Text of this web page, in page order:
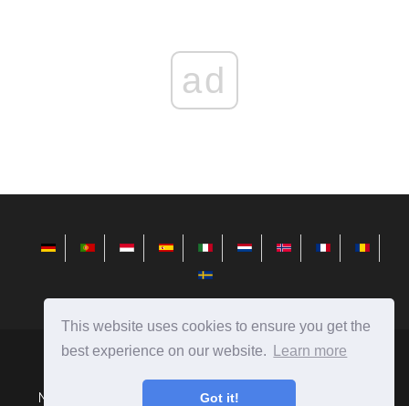
This website uses cookies to ensure you get the
best experience on our website.
Learn more
Got it!
ad
2026
Nouvelles du monde de la technologie, critiques sur les